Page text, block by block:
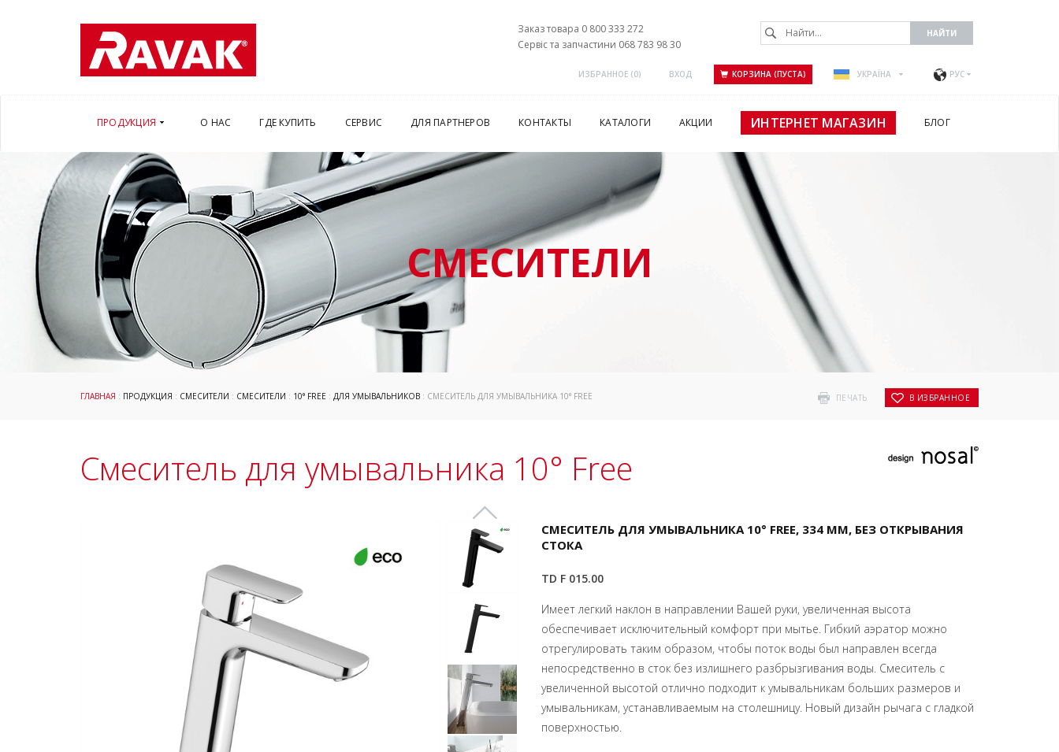
Заказ товара 0 800 333 272
Сервіс та запчастини 068 783 98 30
ИЗБРАННОЕ (0) ВХОД КОРЗИНА (ПУСТА) УКРАЇНА РУС
ПРОДУКЦИЯ О НАС ГДЕ КУПИТЬ СЕРВИС ДЛЯ ПАРТНЕРОВ КОНТАКТЫ КАТАЛОГИ АКЦИИ ИНТЕРНЕТ МАГАЗИН БЛОГ
СМЕСИТЕЛИ
ПЕЧАТЬ В ИЗБРАННОЕ
ГЛАВНАЯ : ПРОДУКЦИЯ : СМЕСИТЕЛИ : СМЕСИТЕЛИ : 10° FREE : ДЛЯ УМЫВАЛЬНИКОВ : СМЕСИТЕЛЬ ДЛЯ УМЫВАЛЬНИКА 10° FREE
Смеситель для умывальника 10° Free
СМЕСИТЕЛЬ ДЛЯ УМЫВАЛЬНИКА 10° FREE, 334 ММ, БЕЗ ОТКРЫВАНИЯ
СТОКА
TD F 015.00
Имеет легкий наклон в направлении Вашей руки, увеличенная высота
обеспечивает исключительный комфорт при мытье. Гибкий аэратор можно
отрегулировать таким образом, чтобы поток воды был направлен всегда
непосредственно в сток без излишнего разбрызгивания воды. Смеситель с
увеличенной высотой отлично подходит к умывальникам больших размеров и
умывальникам, устанавливаемым на столешницу. Новый дизайн рычага с гладкой
поверхностью.